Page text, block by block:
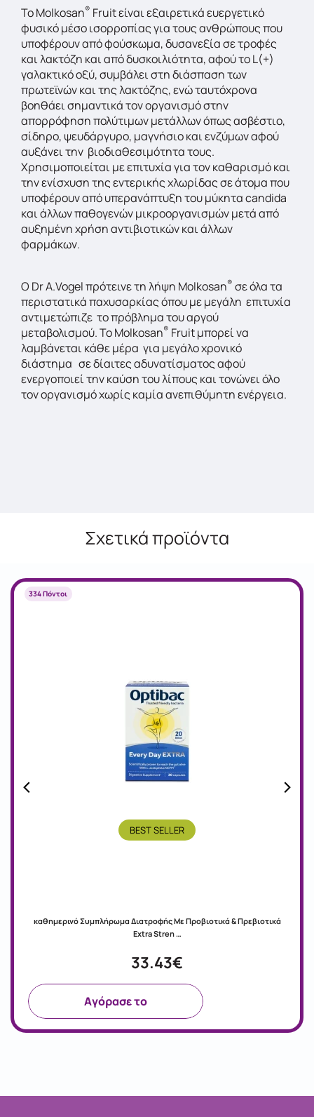
Το Molkosan® Fruit είναι εξαιρετικά ευεργετικό
φυσικό μέσο ισορροπίας για τους ανθρώπους που
υποφέρουν από φούσκωμα, δυσανεξία σε τροφές
και λακτόζη και από δυσκοιλιότητα, αφού το L(+)
γαλακτικό οξύ, συμβάλει στη διάσπαση των
πρωτεϊνών και της λακτόζης, ενώ ταυτόχρονα
βοηθάει σημαντικά τον οργανισμό στην
απορρόφηση πολύτιμων μετάλλων όπως ασβέστιο,
σίδηρο, ψευδάργυρο, μαγνήσιο και ενζύμων αφού
αυξάνει την βιοδιαθεσιμότητα τους.
Χρησιμοποιείται με επιτυχία για τον καθαρισμό και
την ενίσχυση της εντερικής χλωρίδας σε άτομα που
υποφέρουν από υπερανάπτυξη του μύκητα candida
και άλλων παθογενών μικροοργανισμών μετά από
αυξημένη χρήση αντιβιοτικών και άλλων
φαρμάκων.
Ο Dr A.Vogel πρότεινε τη λήψη Molkosan® σε όλα τα
περιστατικά παχυσαρκίας όπου με μεγάλη επιτυχία
αντιμετώπιζε το πρόβλημα του αργού
μεταβολισμού. Το Molkosan® Fruit μπορεί να
λαμβάνεται κάθε μέρα για μεγάλο χρονικό
διάστημα σε δίαιτες αδυνατίσματος αφού
ενεργοποιεί την καύση του λίπους και τονώνει όλο
τον οργανισμό χωρίς καμία ανεπιθύμητη ενέργεια.
Σχετικά προϊόντα
334 Πόντοι
BEST SELLER
καθημερινό Συμπλήρωμα Διατροφής Με Προβιοτικά & Πρεβιοτικά
Extra Stren …
33.43€
Aγόρασε το